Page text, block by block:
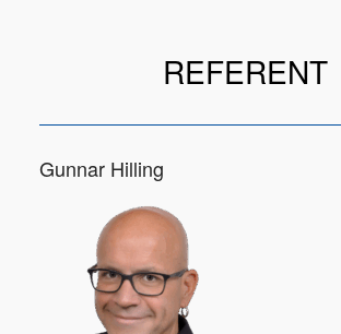
REFERENT
Gunnar Hilling